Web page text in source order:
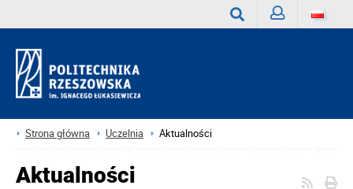
Strona główna Uczelnia Aktualności
Aktualności